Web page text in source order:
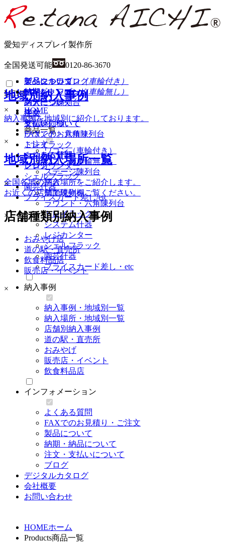
愛知ディスプレイ製作所
全国発送可能 0120-86-3670
MENU
HOME
商品一覧
ワゴン（車輪付き）
ワゴン（車輪無し）
ステージ陳列台
平台
壁面陳列棚
ラウンド・六角陳列台
トレイラック
システム什器
レジカンター
シェルフラック
園芸什器
プライスカード差し・etc
納入事例
納入事例・地域別一覧
納入場所・地域別一覧
店舗別納入事例
道の駅・直売所
おみやげ
販売店・イベント
飲食料品店
インフォメーション
よくある質問
FAXでのお見積り・ご注文
製品について
納期・納品について
注文・支払いについて
ブログ
デジタルカタログ
会社概要
お問い合わせ
HOMEホーム
Products商品一覧
イベントワゴン（車輪付き）
イベントワゴン（車輪無し）
ステージ陳列台
平台
壁面陳列棚
ラウンド・六角陳列台
トレイラック
システム什器
レジカウンター
シェルフラック
園芸什器
プライスカード差し/etc
×
地域別納入事例
納入事例を地域別に紹介しております。
地域別納入場所一覧
全国各地の納入場所をご紹介します。
お近くの店舗で現物をご覧ください。
店舗種類別納入事例
おみやげ店
道の駅・直売所
飲食料品店
販売店・イベント
×
製品について
納期
納入について
注文
支払いについて
×
製品について
納期
納入について
注文
支払いについて
FAXでのお見積り
ご注文
よくある質問
ブログ
×
デジタルカタログ
PDFダウンロード
×